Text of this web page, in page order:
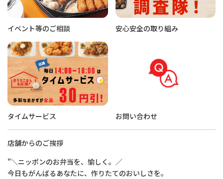
イベント等のご相談 安心安全の取り組み
タイムサービス お問い合わせ
店舗からのご挨拶
"＼ニッポンのお弁当を、愉しく。／
今日もがんばるあなたに、作りたてのおいしさを。